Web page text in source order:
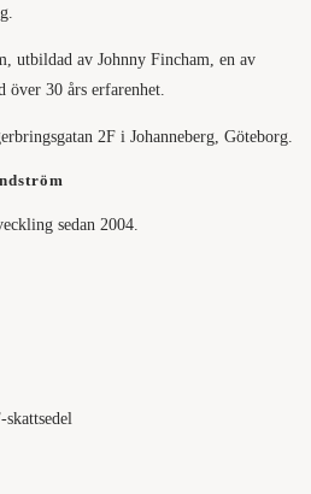
utbildad av Johnny Fincham, en av
över 30 års erfarenhet.
2F i Johanneberg, Göteborg.
sedan 2004.